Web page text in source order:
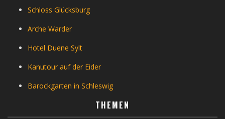
Schloss Glücksburg
Arche Warder
Hotel Duene Sylt
Kanutour auf der Eider
Barockgarten in Schleswig
THEMEN